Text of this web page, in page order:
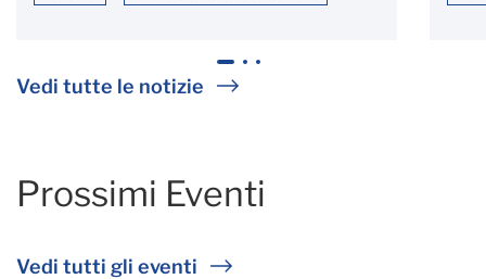
1 2 3
Vedi tutte le notizie
Prossimi Eventi
Vedi tutti gli eventi